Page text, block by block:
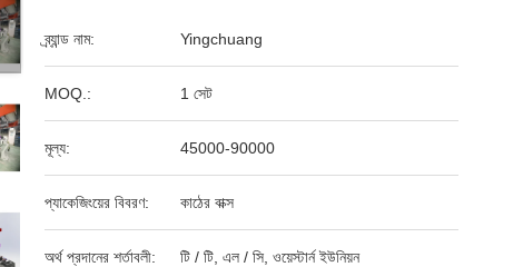
ব্র্যান্ড নাম: Yingchuang
MOQ.: 1 সেট
মূল্য: 45000-90000
প্যাকেজিংয়ের বিবরণ: কাঠের বাক্স
অর্থ প্রদানের শর্তাবলী: টি / টি, এল / সি, ওয়েস্টার্ন ইউনিয়ন